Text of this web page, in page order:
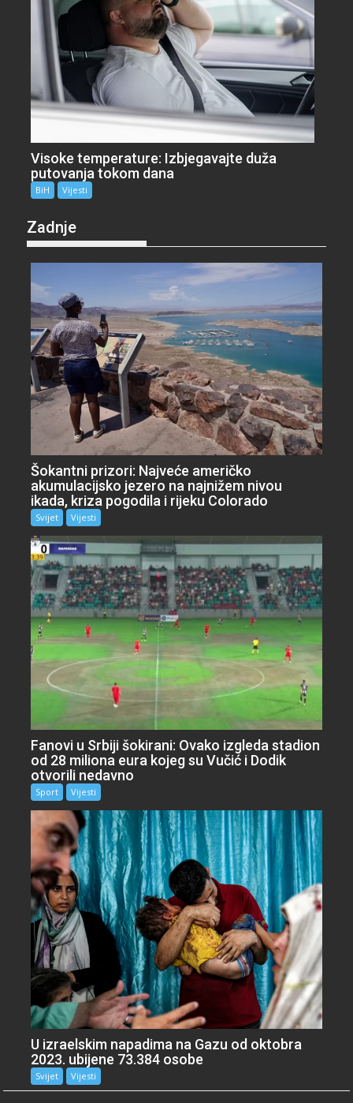
Visoke temperature: Izbjegavajte duža
putovanja tokom dana
BiH Vijesti
Zadnje
Šokantni prizori: Najveće američko
akumulacijsko jezero na najnižem nivou
ikada, kriza pogodila i rijeku Colorado
Svijet Vijesti
Fanovi u Srbiji šokirani: Ovako izgleda stadion
od 28 miliona eura kojeg su Vučić i Dodik
otvorili nedavno
Sport Vijesti
U izraelskim napadima na Gazu od oktobra
2023. ubijene 73.384 osobe
Svijet Vijesti